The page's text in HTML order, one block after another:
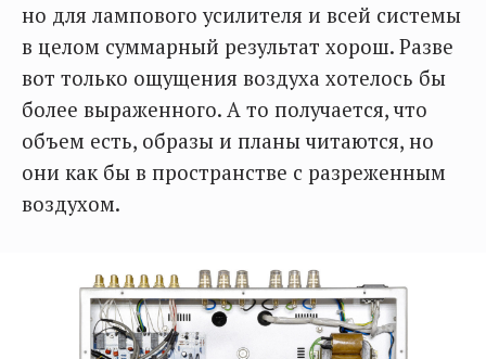
но для лампового усилителя и всей системы
в целом суммарный результат хорош. Разве
вот только ощущения воздуха хотелось бы
более выраженного. А то получается, что
объем есть, образы и планы читаются, но
они как бы в пространстве с разреженным
воздухом.